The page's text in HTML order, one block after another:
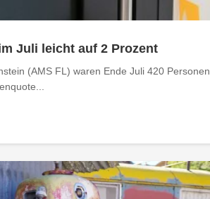
Juli leicht auf 2 Prozent
(AMS FL) waren Ende Juli 420 Personen